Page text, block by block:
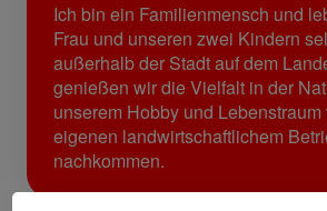
Ich bin ein Familienmensch und
Frau und unseren zwei Kindern
außerhalb der Stadt auf dem
genießen wir die Vielfalt in der
unserem Hobby und
eigenen landwirtschaftlichem
nachkommen.